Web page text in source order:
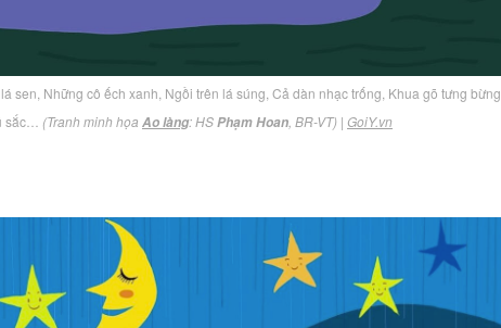
sen, Những cô ếch xanh, Ngồi trên lá súng, Cả dàn nhạc trống, Khua gõ tưng bừng,
sắc… (Tranh minh họa Ao làng: HSPhạm Hoan , BR-VT) | GoiY.vn